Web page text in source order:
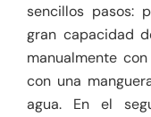
sencillos pasos:
gran capacidad
manualmente
con una
agua. En el